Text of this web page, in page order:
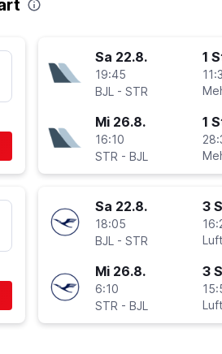
Sa 22.8.
19:45
BJL - STR
1
Mi 26.8.
16:10
STR - BJL
1
Sa 22.8.
18:05
BJL - STR
3
Mi 26.8.
6:10
STR - BJL
3